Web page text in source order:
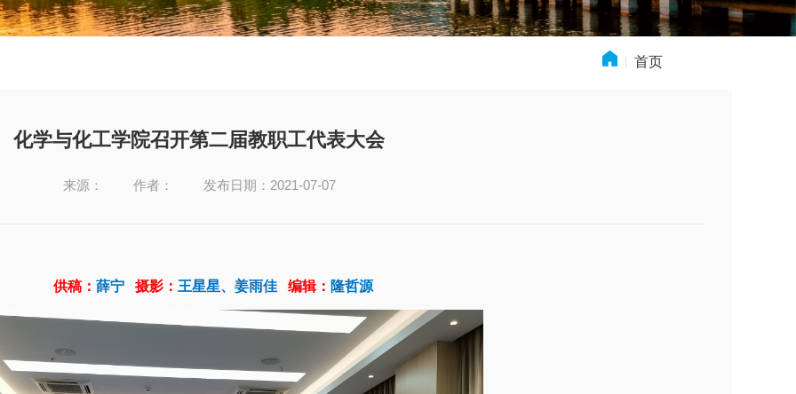
首页
化学与化工学院召开第二届教职工代表大会
来源： 作者： 发布日期：2021-07-07
供稿： 薛宁 摄影： 王星星、姜雨佳 编辑： 隆哲源